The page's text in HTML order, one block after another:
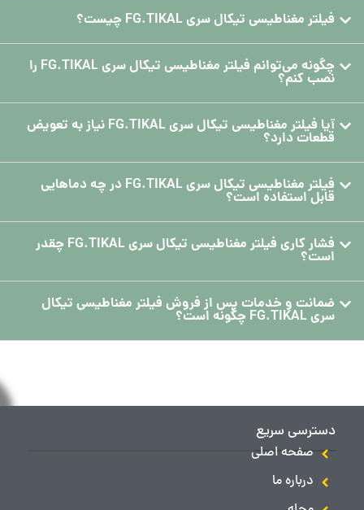
فیلتر مغناطیسی تیکال سری FG.TIKAL چیست؟
چگونه می‌توانم فیلتر مغناطیسی تیکال سری FG.TIKAL را
نصب کنم؟
آیا فیلتر مغناطیسی تیکال سری FG.TIKAL نیاز به تعویض
قطعات دارد؟
فیلتر مغناطیسی تیکال سری FG.TIKAL در چه دماهایی
قابل استفاده است؟
فشار کاری فیلتر مغناطیسی تیکال سری FG.TIKAL چقدر
است؟
ضمانت و خدمات پس از فروش فیلتر مغناطیسی تیکال
سری FG.TIKAL چگونه است؟
دسترسی سریع
صفحه اصلی
درباره ما